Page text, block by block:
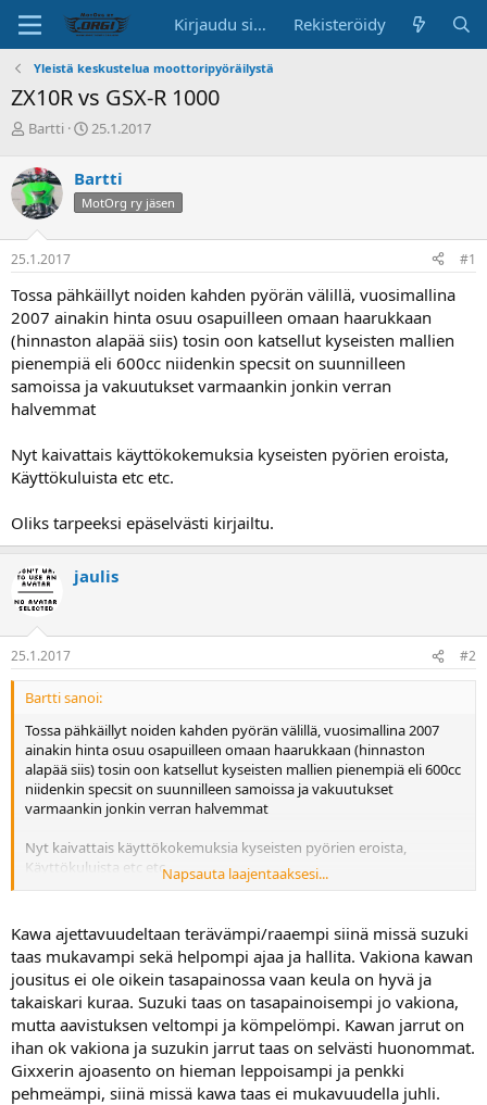
Kirjaudu sisään Rekisteröidy
Yleistä keskustelua moottoripyöräilystä
ZX10R vs GSX-R 1000
K
s
k
u
s
t
e
u
n
a
l
o
t
a
j
Bartti
A
i
t
s
i
v
ä
25.1.2017
Bartti
MotOrg ry jäsen
25.1.2017 #1
Tossa pähkäillyt noiden kahden pyörän välillä, vuosimallina
2007 ainakin hinta osuu osapuilleen omaan haarukkaan
(hinnaston alapää siis) tosin oon katsellut kyseisten mallien
pienempiä eli 600cc niidenkin specsit on suunnilleen
samoissa ja vakuutukset varmaankin jonkin verran
halvemmat
Nyt kaivattais käyttökokemuksia kyseisten pyörien eroista,
Käyttökuluista etc etc.
Oliks tarpeeksi epäselvästi kirjailtu.
jaulis
25.1.2017 #2
Bartti sanoi:
Tossa pähkäillyt noiden kahden pyörän välillä, vuosimallina 2007
ainakin hinta osuu osapuilleen omaan haarukkaan (hinnaston
alapää siis) tosin oon katsellut kyseisten mallien pienempiä eli 600cc
niidenkin specsit on suunnilleen samoissa ja vakuutukset
varmaankin jonkin verran halvemmat
Nyt kaivattais käyttökokemuksia kyseisten pyörien eroista,
Käyttökuluista etc etc.Napsauta laajentaaksesi...
Kawa ajettavuudeltaan terävämpi/raaempi siinä missä suzuki
taas mukavampi sekä helpompi ajaa ja hallita. Vakiona kawan
jousitus ei ole oikein tasapainossa vaan keula on hyvä ja
takaiskari kuraa. Suzuki taas on tasapainoisempi jo vakiona,
mutta aavistuksen veltompi ja kömpelömpi. Kawan jarrut on
ihan ok vakiona ja suzukin jarrut taas on selvästi huonommat.
Gixxerin ajoasento on hieman leppoisampi ja penkki
pehmeämpi, siinä missä kawa taas ei mukavuudella juhli.